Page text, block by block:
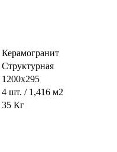
Керамогранит
Структурная
1200х295
4 шт. / 1,416 м2
35 Кг